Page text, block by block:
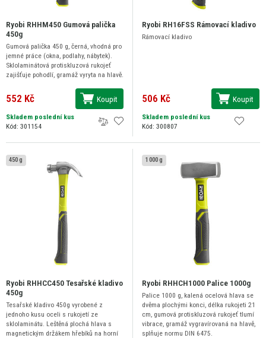
Ryobi RHHM450 Gumová palička
450g
Gumová palička 450 g, černá, vhodná pro
jemné práce (okna, podlahy, nábytek).
Sklolaminátová protiskluzová rukojeť
zajišťuje pohodlí, gramáž vyryta na hlavě.
552 Kč Koupit
Skladem poslední kus
Kód: 301154
Ryobi RH16FSS Rámovací kladivo
Rámovací kladivo
506 Kč Koupit
Skladem poslední kus
Kód: 300807
450 g
Ryobi RHHCC450 Tesařské kladivo
450g
Tesařské kladivo 450g vyrobené z
jednoho kusu oceli s rukojetí ze
sklolaminátu. Leštěná plochá hlava s
magnetickým držákem hřebíků na horní
1 000 g
Ryobi RHHCH1000 Palice 1000g
Palice 1000 g, kalená ocelová hlava se
dvěma plochými konci, délka rukojeti 21
cm, gumová protiskluzová rukojeť tlumí
vibrace, gramáž vygravírovaná na hlavě,
splňuje normu DIN 6475.